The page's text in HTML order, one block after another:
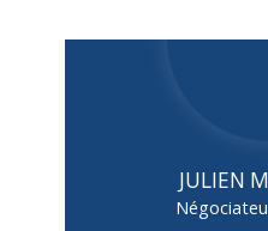
JULIEN